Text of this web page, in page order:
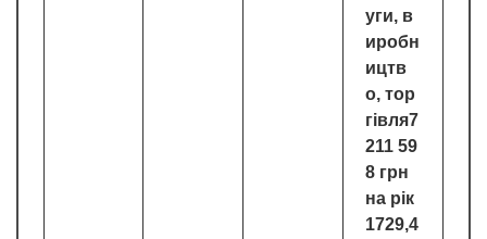
уги, в
иробн
ицтв
о, тор
гівля7
211 59
8 грн
на рік
1729,4